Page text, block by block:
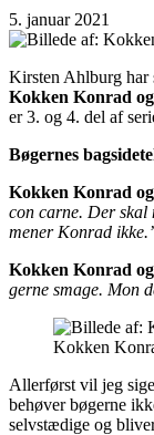
5. januar 2021
Kirsten Ahlburg har
Kokken Konrad
er 3. og 4. del af
Bøgernes
Kokken Konrad
con carne. Der
mener Konrad
Kokken Konrad
gerne smage. Mon
Kokken
Allerførst vil jeg
behøver bøgerne
selvstædige og